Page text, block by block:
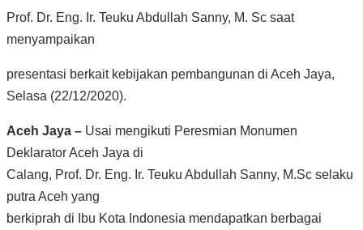
Prof. Dr. Eng. Ir. Teuku Abdullah Sanny, M. Sc saat
menyampaikan
presentasi berkait kebijakan pembangunan di Aceh Jaya,
Selasa (22/12/2020).
Aceh Jaya – Usai mengikuti Peresmian Monumen
Deklarator Aceh Jaya di
Calang, Prof. Dr. Eng. Ir. Teuku Abdullah Sanny, M.Sc selaku
putra Aceh yang
berkiprah di Ibu Kota Indonesia mendapatkan berbagai